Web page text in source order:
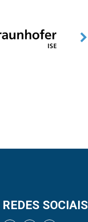
REDES SOCIAIS